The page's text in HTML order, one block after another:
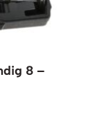
8 –